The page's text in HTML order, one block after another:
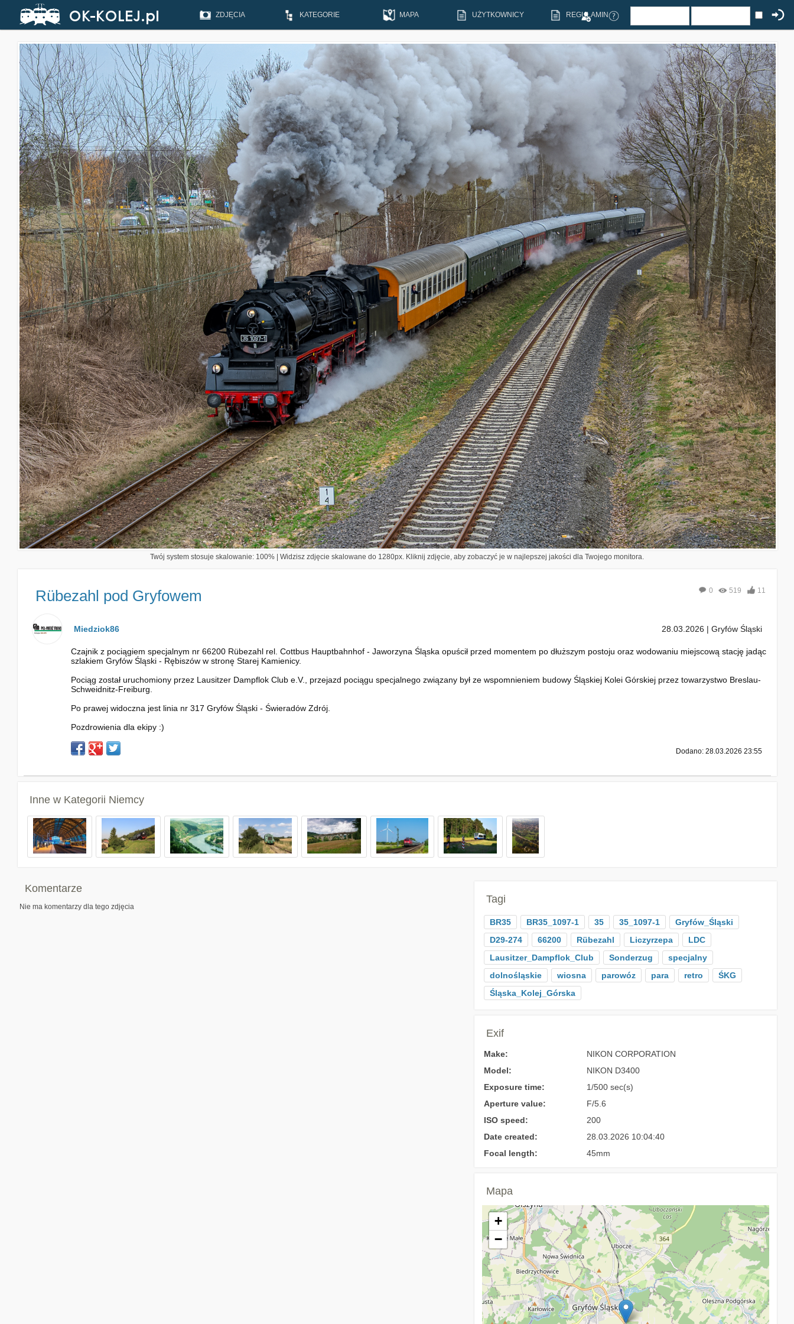
ZDJĘCIA KATEGORIE MAPA UŻYTKOWNICY REGULAMIN
Twój system stosuje skalowanie: 100% | Widzisz zdjęcie skalowane do 1280px. Kliknij zdjęcie, aby zobaczyć je w najlepszej jakości dla Twojego monitora.
Rübezahl pod Gryfowem 0 519 11
Miedziok86 28.03.2026 | Gryfów Śląski
Czajnik z pociągiem specjalnym nr 66200 Rübezahl rel. Cottbus Hauptbahnhof - Jaworzyna Śląska opuścił przed momentem po dłuższym postoju oraz wodowaniu miejscową stację jadąc
szlakiem Gryfów Śląski - Rębiszów w stronę Starej Kamienicy.
Pociąg został uruchomiony przez Lausitzer Dampflok Club e.V., przejazd pociągu specjalnego związany był ze wspomnieniem budowy Śląskiej Kolei Górskiej przez towarzystwo Breslau-
Schweidnitz-Freiburg.
Po prawej widoczna jest linia nr 317 Gryfów Śląski - Świeradów Zdrój.
Pozdrowienia dla ekipy :)
Dodano: 28.03.2026 23:55
Inne w Kategorii Niemcy
Komentarze
Nie ma komentarzy dla tego zdjęcia
Tagi
BR35 BR35_1097-1 35 35_1097-1
Gryfów_Śląski
D29-274
66200 Rübezahl Liczyrzepa
LDC
Lausitzer_Dampflok_Club
Sonderzug
specjalny
dolnośląskie
wiosna parowóz para retro
ŚKG
Śląska_Kolej_Górska
Exif
Make:
NIKON CORPORATION
Model:
NIKON D3400
Exposure time:
1/500 sec(s)
Aperture value:
F/5.6
ISO speed:
200
Date created:
28.03.2026 10:04:40
Focal length:
45mm
Mapa
+
−